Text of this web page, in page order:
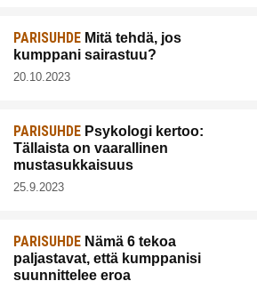
PARISUHDE Mitä tehdä, jos
kumppani sairastuu?
20.10.2023
PARISUHDE Psykologi kertoo:
Tällaista on vaarallinen
mustasukkaisuus
25.9.2023
PARISUHDE Nämä 6 tekoa
paljastavat, että kumppanisi
suunnittelee eroa